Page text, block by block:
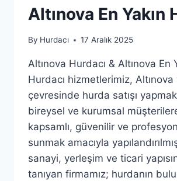
Altınova En Yakın
By Hurdacı 17 Aralık 2025
Altınova Hurdacı & Altınova En
Hurdacı hizmetlerimiz, Altınova
çevresinde hurda satışı
bireysel ve kurumsal
kapsamlı, güvenilir ve
sunmak amacıyla
sanayi, yerleşim ve ticari
tanıyan firmamız; hurdanın